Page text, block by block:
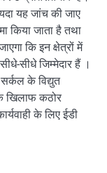
यह जांच की जाए
किया जाता है तथा
कि इन क्षेत्रों में
सीधे जिम्मेदार हैं ।
के विद्युत
खिलाफ कठोर
के लिए ईडी